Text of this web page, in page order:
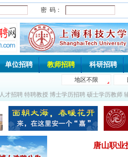
密 码：
单位招聘 教师招聘 科研招聘
才招聘 特聘教授 博士学历招聘 硕士学历教师
唐山职业